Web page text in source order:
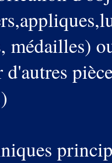
médailles)
d'autres